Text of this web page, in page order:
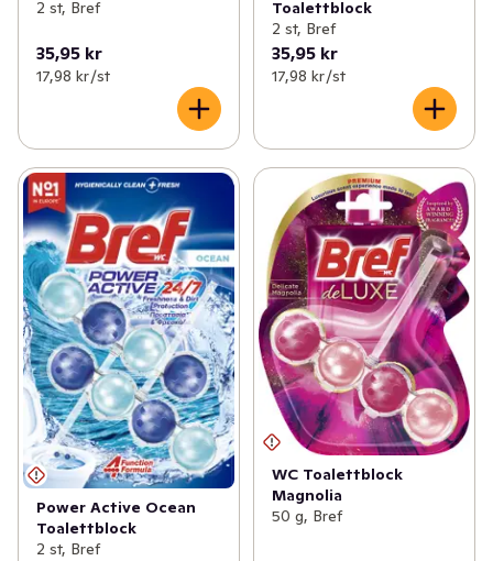
2 st, Bref
35,95 kr
17,98 kr /st
Toalettblock
2 st, Bref
35,95 kr
17,98 kr /st
Power Active Ocean
Toalettblock
2 st, Bref
WC Toalettblock
Magnolia
50 g, Bref